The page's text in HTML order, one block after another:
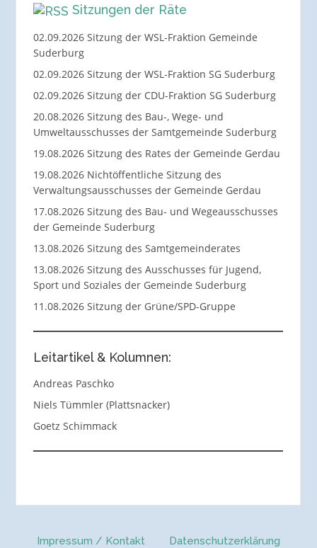
Sitzungen der Räte
02.09.2026 Sitzung der WSL-Fraktion Gemeinde
Suderburg
02.09.2026 Sitzung der WSL-Fraktion SG Suderburg
02.09.2026 Sitzung der CDU-Fraktion SG Suderburg
20.08.2026 Sitzung des Bau-, Wege- und
Umweltausschusses der Samtgemeinde Suderburg
19.08.2026 Sitzung des Rates der Gemeinde Gerdau
19.08.2026 Nichtöffentliche Sitzung des
Verwaltungsausschusses der Gemeinde Gerdau
17.08.2026 Sitzung des Bau- und Wegeausschusses
der Gemeinde Suderburg
13.08.2026 Sitzung des Samtgemeinderates
13.08.2026 Sitzung des Ausschusses für Jugend,
Sport und Soziales der Gemeinde Suderburg
11.08.2026 Sitzung der Grüne/SPD-Gruppe
Leitartikel & Kolumnen:
Andreas Paschko
Niels Tümmler (Plattsnacker)
Goetz Schimmack
Impressum / Kontakt Datenschutzerklärung